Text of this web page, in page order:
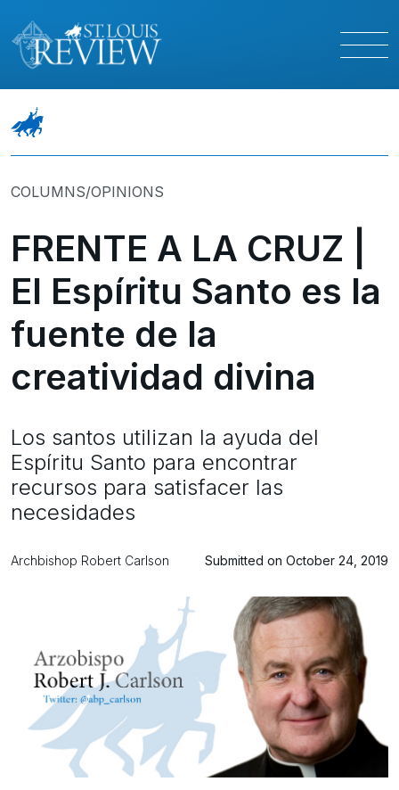
COLUMNS/OPINIONS
FRENTE A LA CRUZ |
El Espíritu Santo es la
fuente de la
creatividad divina
Los santos utilizan la ayuda del
Espíritu Santo para encontrar
recursos para satisfacer las
necesidades
Archbishop Robert Carlson Submitted on October 24, 2019